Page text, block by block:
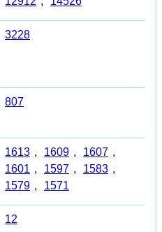
3228
807
1613 , 1609 , 1607 ,
1601 , 1597 , 1583 ,
1579 , 1571
12